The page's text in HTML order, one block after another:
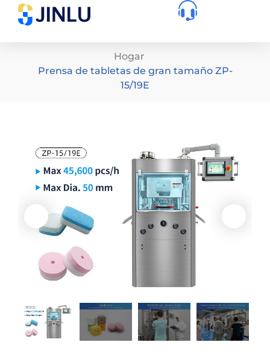
Hogar
Prensa de tabletas de gran tamaño ZP-
15/19E